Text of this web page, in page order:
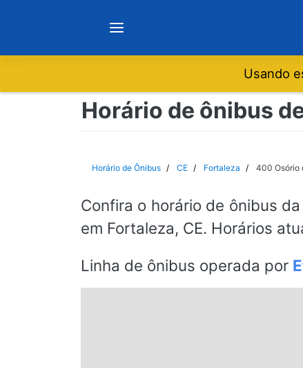
Notícias
São Paulo
Rio de Janeiro
Usando
Horário de ônibus
Horário de Ônibus CE Fortaleza 400 Osório
Confira o horário de ônibus da
em Fortaleza, CE. Horários
Linha de ônibus operada por